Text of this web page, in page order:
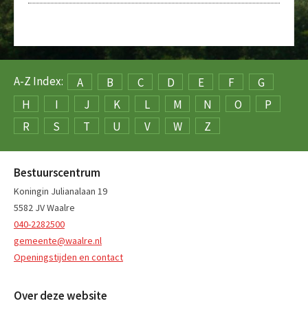
A-Z Index: A B C D E F
G
H
I J K L M N O
P
R
S T U V W Z
Bestuurscentrum
Koningin Julianalaan 19
5582 JV Waalre
040-2282500
gemeente@waalre.nl
Openingstijden en contact
Over deze website